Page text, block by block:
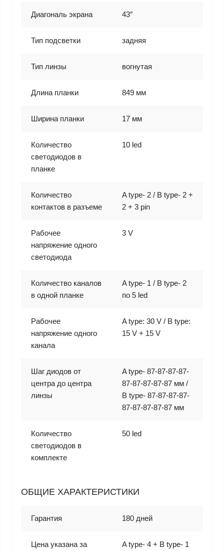
Диагональ экрана 43″
Тип подсветки задняя
Тип линзы вогнутая
Длина планки 849 мм
Ширина планки 17 мм
Количество
светодиодов в
планке
10 led
Количество
контактов в разъеме
A type- 2 / B type- 2 +
2 + 3 pin
Рабочее
напряжение одного
светодиода
3 V
Количество каналов
в одной планке
A type- 1 / B type- 2
по 5 led
Рабочее
напряжение одного
канала
A type: 30 V / B type:
15 V + 15 V
Шаг диодов от
центра до центра
линзы
A type- 87-87-87-87-
87-87-87-87-87 мм /
B type- 87-87-87-87-
87-87-87-87-87 мм
Количество
светодиодов в
комплекте
50 led
ОБЩИЕ ХАРАКТЕРИСТИКИ
Гарантия 180 дней
Цена указана за A type- 4 + B type- 1